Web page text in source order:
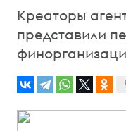
Креаторы
представили